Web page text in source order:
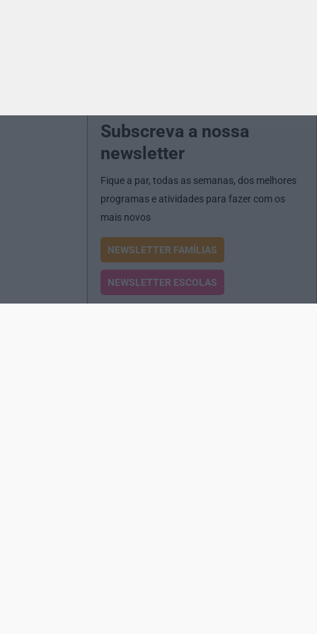
Subscreva a nossa
newsletter
Fique a par, todas as semanas, dos melhores
programas e atividades para fazer com os
mais novos
NEWSLETTER FAMÍLIAS
NEWSLETTER ESCOLAS